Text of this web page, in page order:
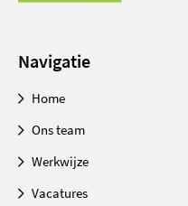
Navigatie
Home
Ons team
Werkwijze
Vacatures